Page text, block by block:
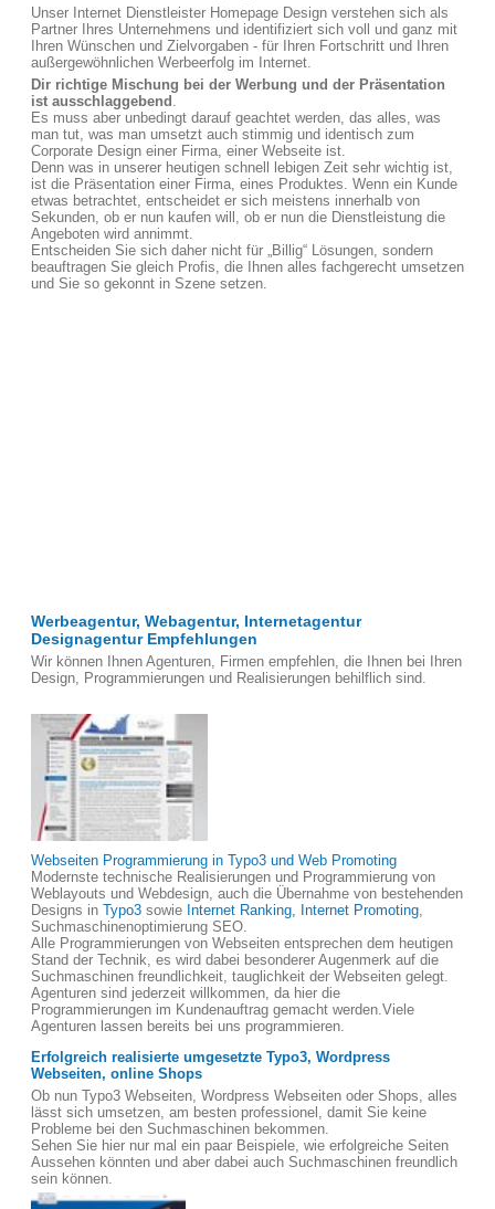
Unser Internet Dienstleister Homepage Design verstehen sich als
Partner Ihres Unternehmens und identifiziert sich voll und ganz mit
Ihren Wünschen und Zielvorgaben - für Ihren Fortschritt und Ihren
außergewöhnlichen Werbeerfolg im Internet.
Dir richtige Mischung bei der Werbung und der Präsentation
ist ausschlaggebend .
Es muss aber unbedingt darauf geachtet werden, das alles, was
man tut, was man umsetzt auch stimmig und identisch zum
Corporate Design einer Firma, einer Webseite ist.
Denn was in unserer heutigen schnell lebigen Zeit sehr wichtig ist,
ist die Präsentation einer Firma, eines Produktes. Wenn ein Kunde
etwas betrachtet, entscheidet er sich meistens innerhalb von
Sekunden, ob er nun kaufen will, ob er nun die Dienstleistung die
Angeboten wird annimmt.
Entscheiden Sie sich daher nicht für „Billig“ Lösungen, sondern
beauftragen Sie gleich Profis, die Ihnen alles fachgerecht umsetzen
und Sie so gekonnt in Szene setzen.
Werbeagentur, Webagentur, Internetagentur
Designagentur Empfehlungen
Wir können Ihnen Agenturen, Firmen empfehlen, die Ihnen bei Ihren
Design, Programmierungen und Realisierungen behilflich sind.
Webseiten Programmierung in Typo3 und Web Promoting
Modernste technische Realisierungen und Programmierung von
Weblayouts und Webdesign, auch die Übernahme von bestehenden
Designs in Typo3 sowie Internet Ranking, Internet Promoting,
Suchmaschinenoptimierung SEO.
Alle Programmierungen von Webseiten entsprechen dem heutigen
Stand der Technik, es wird dabei besonderer Augenmerk auf die
Suchmaschinen freundlichkeit, tauglichkeit der Webseiten gelegt.
Agenturen sind jederzeit willkommen, da hier die
Programmierungen im Kundenauftrag gemacht werden.Viele
Agenturen lassen bereits bei uns programmieren.
Erfolgreich realisierte umgesetzte Typo3, Wordpress
Webseiten, online Shops
Ob nun Typo3 Webseiten, Wordpress Webseiten oder Shops, alles
lässt sich umsetzen, am besten professionel, damit Sie keine
Probleme bei den Suchmaschinen bekommen.
Sehen Sie hier nur mal ein paar Beispiele, wie erfolgreiche Seiten
Aussehen könnten und aber dabei auch Suchmaschinen freundlich
sein können.